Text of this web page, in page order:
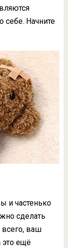
себе. Начните
и частенько
сделать
всего, ваш
это ещё